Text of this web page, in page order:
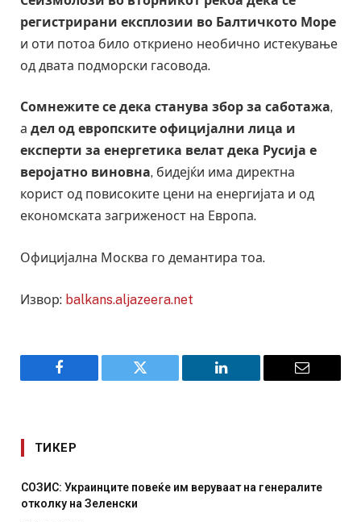
регистрирани експлозии во Балтичкото Море
и оти потоа било откриено необично истекување
од двата подморски гасовода.
Сомнежите се дека станува збор за саботажа,
а дел од европските официјални лица и
експерти за енергетика велат дека Русија е
веројатно виновна, бидејќи има директна
корист од повисоките цени на енергијата и од
економската загриженост на Европа.
Официјална Москва го демантира тоа.
Извор: balkans.aljazeera.net
Facebook Twitter LinkedIn Email
ТИКЕР
СОЗИС: Украинците повеќе им веруваат на генералите
отколку на Зеленски